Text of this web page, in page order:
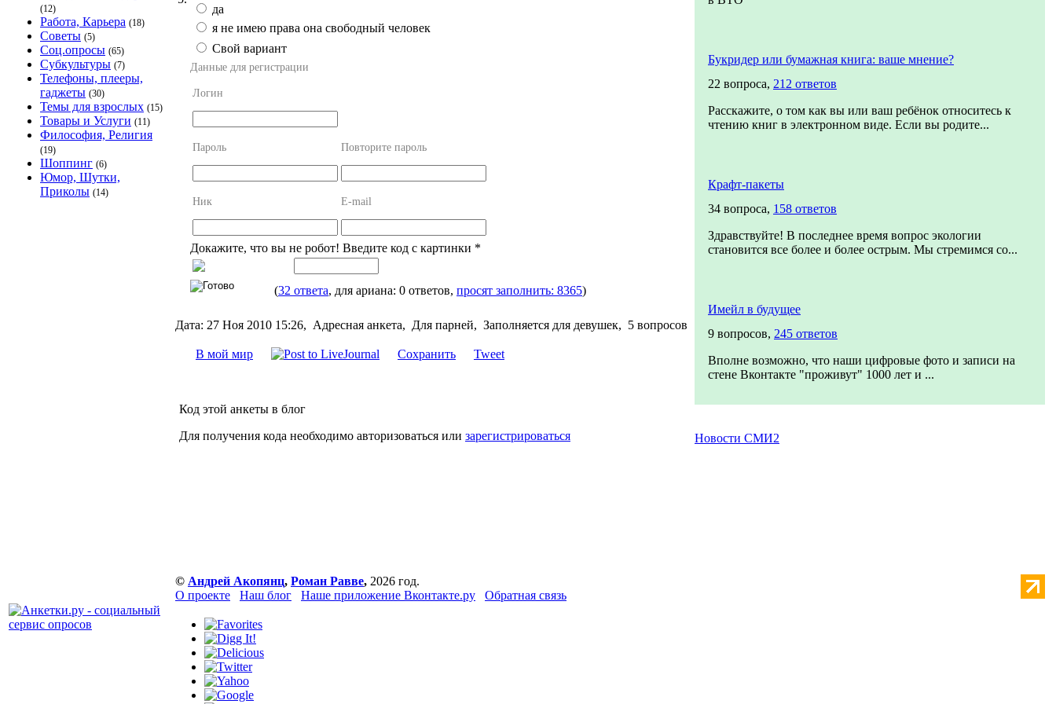
(12)
Работа, Карьера (18)
Советы (5)
Соц.опросы (65)
Субкультуры (7)
Телефоны, плееры,
гаджеты (30)
Темы для взрослых (15)
Товары и Услуги (11)
Философия, Религия
(19)
Шоппинг (6)
Юмор, Шутки,
Приколы (14)
да
я не имею права она свободный человек
Свой вариант
Данные для регистрации
Логин
Пароль Повторите пароль
Ник E-mail
Докажите, что вы не робот! Введите код с картинки *
(32 ответа, для ариана: 0 ответов, просят заполнить: 8365)
Дата: 27 Ноя 2010 15:26, Адресная анкета, Для парней, Заполняется для девушек, 5 вопросов
В мой мир Сохранить Tweet
Код этой анкеты в блог
Для получения кода необходимо авторизоваться или зарегистрироваться
Букридер или бумажная книга: ваше мнение?
22 вопроса, 212 ответов
Расскажите, о том как вы или ваш ребёнок относитесь к
чтению книг в электронном виде. Если вы родите...
Крафт-пакеты
34 вопроса, 158 ответов
Здравствуйте! В последнее время вопрос экологии
становится все более и более острым. Мы стремимся со...
Имейл в будущее
9 вопросов, 245 ответов
Вполне возможно, что наши цифровые фото и записи на
стене Вконтакте "проживут" 1000 лет и ...
Новости СМИ2
© Андрей Акопянц, Роман Равве, 2026 год.
О проекте
Наш блог Наше приложение Вконтакте.ру Обратная связь